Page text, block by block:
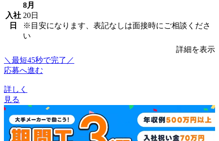
入社
日
8月
20日
※目安になります、表記なしは面接時にご相談くださ
い
詳細を表示
＼最短45秒で完了／
応募へ進む
詳しく
見る